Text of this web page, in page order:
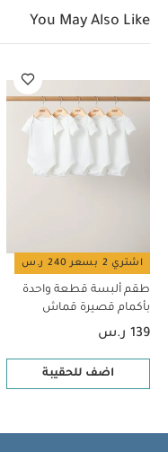
لحديثي الولادة، 5 قطع
You May Also Like
اشتري 2 بسعر 240 ر.س
طقم ألبسة قطعة واحدة
بأكمام قصيرة قماش
عضوي بلون أبيض - 5 قطع
139 ر.س
اضف للحقيبة